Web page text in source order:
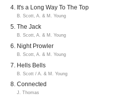
It's a Long Way To The Top
B. Scott, A. & M. Young
The Jack
B. Scott, A. & M. Young
Night Prowler
B. Scott, A. & M. Young
Hells Bells
B. Scott / A. & M. Young
Connected
J. Thomas